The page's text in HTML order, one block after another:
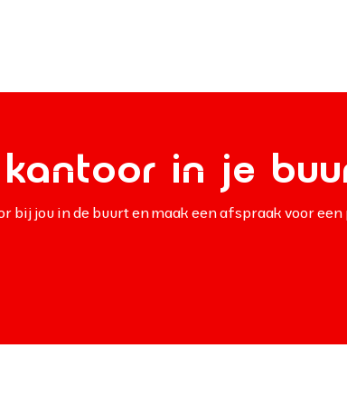
in je
bij jou in de buurt en maak een afspraak voor